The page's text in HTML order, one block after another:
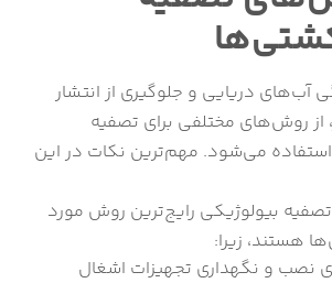
آب‌های دریایی و جلوگیری از انتشار
از روش‌های مختلفی برای تصفیه
می‌شود. مهم‌ترین نکات در این
بیولوژیکی رایج‌ترین روش مورد
هستند، زیرا:
نصب و نگهداری تجهیزات اشغال